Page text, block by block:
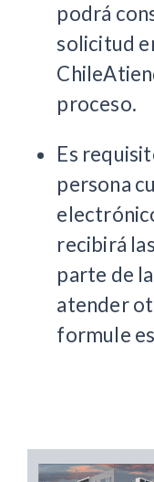
podrá
solicitud
proceso.
Es
persona
recibirá
parte de
atender
formule